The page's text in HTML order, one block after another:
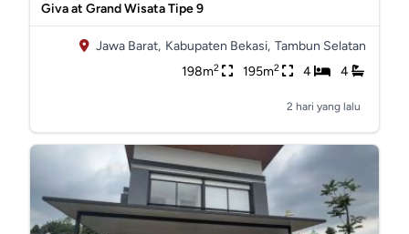
Giva at Grand Wisata Tipe 9
Jawa Barat, Kabupaten Bekasi, Tambun Selatan
198m2 195m2 4 4
2 hari yang lalu